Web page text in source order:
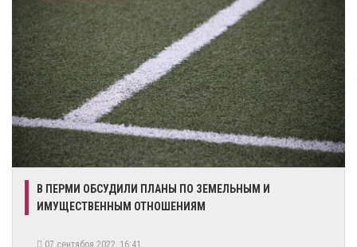
В ПЕРМИ ОБСУДИЛИ ПЛАНЫ ПО ЗЕМЕЛЬНЫМ И
ИМУЩЕСТВЕННЫМ ОТНОШЕНИЯМ
07 сентября 2022, 16:41